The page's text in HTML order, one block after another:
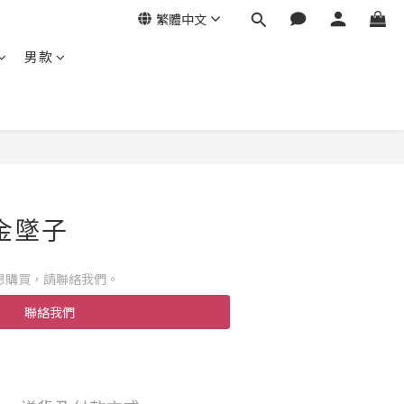
繁體中文
男款
墜子
購買，請聯絡我們。
聯絡我們